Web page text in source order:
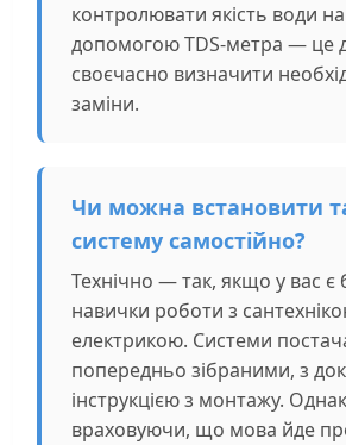
контролювати якість води на
допомогою TDS-метра — це
своєчасно визначити
заміни.
Чи можна встановити
систему самостійно?
Технічно — так, якщо у вас є
навички роботи з
електрикою. Системи
попередньо зібраними, з
інструкцією з монтажу.
враховуючи, що мова йде